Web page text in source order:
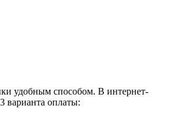
удобным способом. В интернет-
варианта оплаты: